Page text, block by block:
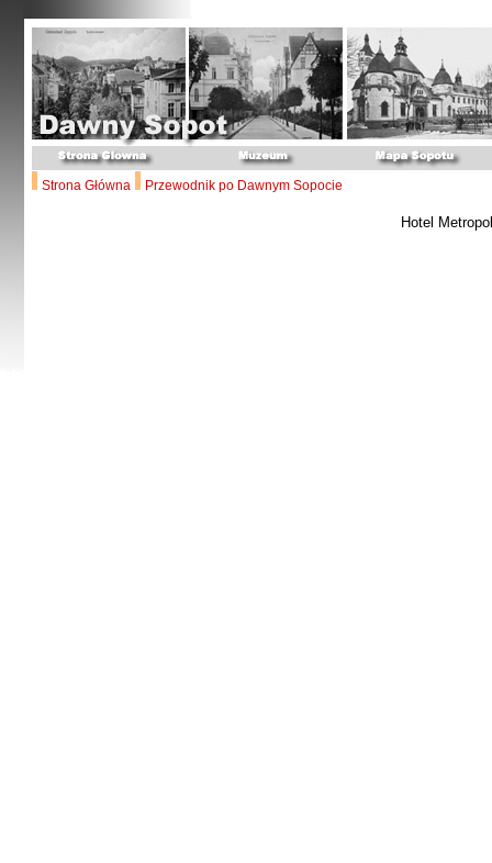
Strona Główna Przewodnik po Dawnym Sopocie
Hotel Metropol